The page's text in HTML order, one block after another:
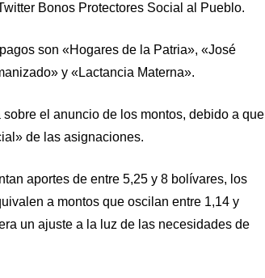
Bonos Protectores Social al Pueblo.
son «Hogares de la Patria», «José
y «Lactancia Materna».
el anuncio de los montos, debido a que
de las asignaciones.
aportes de entre 5,25 y 8 bolívares, los
a montos que oscilan entre 1,14 y
un ajuste a la luz de las necesidades de